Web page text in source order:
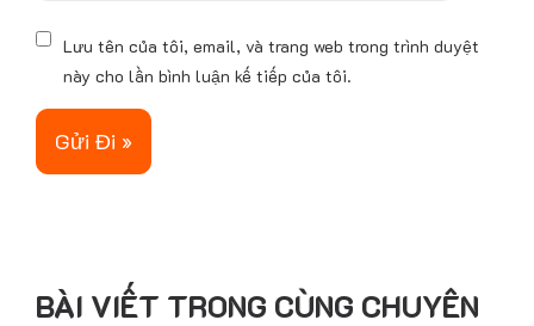
s
e
Lưu tên của tôi, email, và trang web trong trình duyệt
này cho lần bình luận kế tiếp của tôi.
BÀI VIẾT TRONG CÙNG CHUYÊN